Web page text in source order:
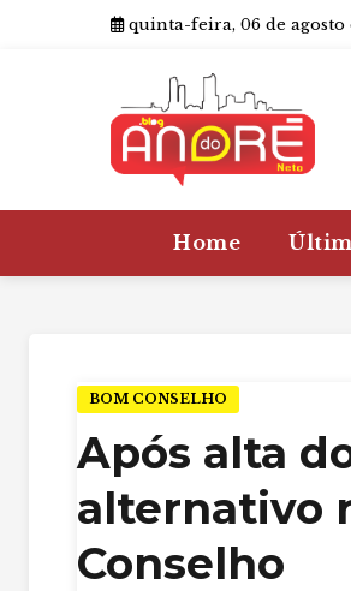
quinta-feira, 06 de agosto
Home
BOM CONSELHO
Após alta
alternativo
Conselho